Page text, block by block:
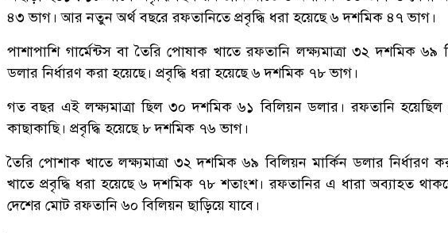
৪৩ ভাগ। আর নতুন অর্থ বছরে রফতানিতে প্রবৃদ্ধি ধরা হয়েছে ৬ দশমিক ৪৭ ভাগ।
পাশাপাশি গার্মেন্টস বা তৈরি পোষাক খাতে রফতানি লক্ষ্যমাত্রা ৩২ দশমিক ৬৯
ডলার নির্ধারণ করা হয়েছে। প্রবৃদ্ধি ধরা হয়েছে ৬ দশমিক ৭৮ ভাগ।
গত বছর এই লক্ষ্যমাত্রা ছিল ৩০ দশমিক ৬১ বিলিয়ন ডলার। রফতানি হয়েছিল
কাছাকাছি। প্রবৃদ্ধি হয়েছে ৮ দশমিক ৭৬ ভাগ।
তৈরি পোশাক খাতে লক্ষ্যমাত্রা ৩২ দশমিক ৬৯ বিলিয়ন মার্কিন ডলার নির্ধারণ
খাতে প্রবৃদ্ধি ধরা হয়েছে ৬ দশমিক ৭৮ শতাংশ। রফতানির এ ধারা অব্যাহত
দেশের মোট রফতানি ৬০ বিলিয়ন ছাড়িয়ে যাবে।